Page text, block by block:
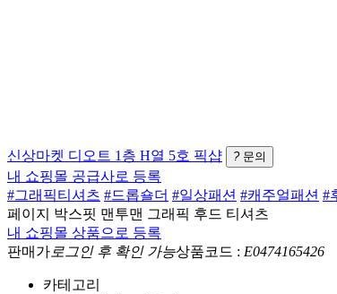
신상마켓 디오트 1층 H열 5호 픽샵 ? 문의
내 쇼핑몰 공급사로 등록
#그래픽티셔츠 #드롭숄더 #일상패션 #캐주얼패션 #
페이지 박스핏 맨투맨 그래픽 후드 티셔츠
내 쇼핑몰 상품으로 등록
판매가 로그인 후 확인 가능상품코드 : E0474165426
카테고리